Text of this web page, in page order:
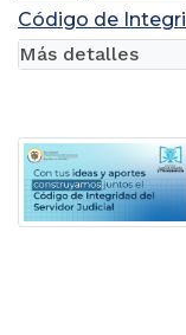
Código de
Más detalles